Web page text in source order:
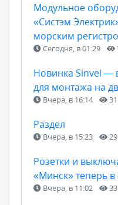
Модульное
«Систэм
морским
Сегодня, в 01:29
Новинка Sinvel —
для монтажа на
Вчера, в 16:14 31
Раздел
Вчера, в 15:23 29
Розетки и
«Минск» теперь
Вчера, в 11:02 33